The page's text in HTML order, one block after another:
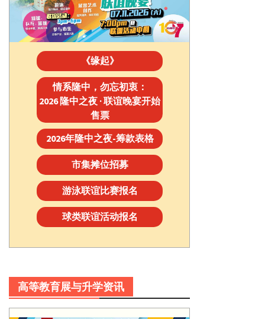
《缘起》
情系隆中，勿忘初衷：
2026 隆中之夜 · 联谊晚宴开始
售票
2026年隆中之夜-筹款表格
市集摊位招募
游泳联谊比赛报名
球类联谊活动报名
高等教育展与升学资讯